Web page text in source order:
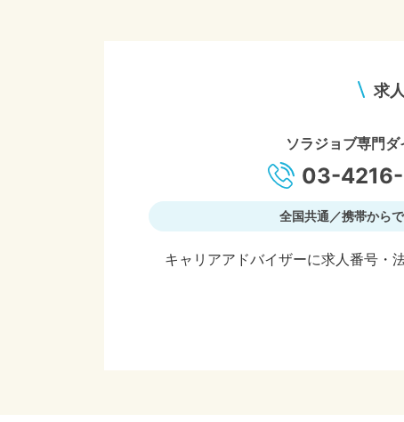
求
ソラジョブ専門ダ
03-
全国共通／携帯から
キャリアアドバイザーに求人番号・